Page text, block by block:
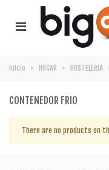
Inicio > HOGAR > HOSTELERIA
CONTENEDOR FRIO
There are no products on